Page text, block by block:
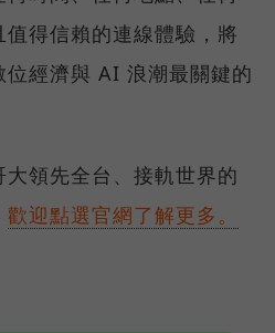
得信賴的連線體驗，將
經濟與 AI 浪潮最關鍵的
領先全台、接軌世界的
歡迎點選官網了解更多。